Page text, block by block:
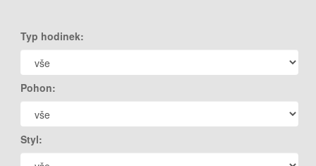
Typ hodinek:
Pohon:
Styl: